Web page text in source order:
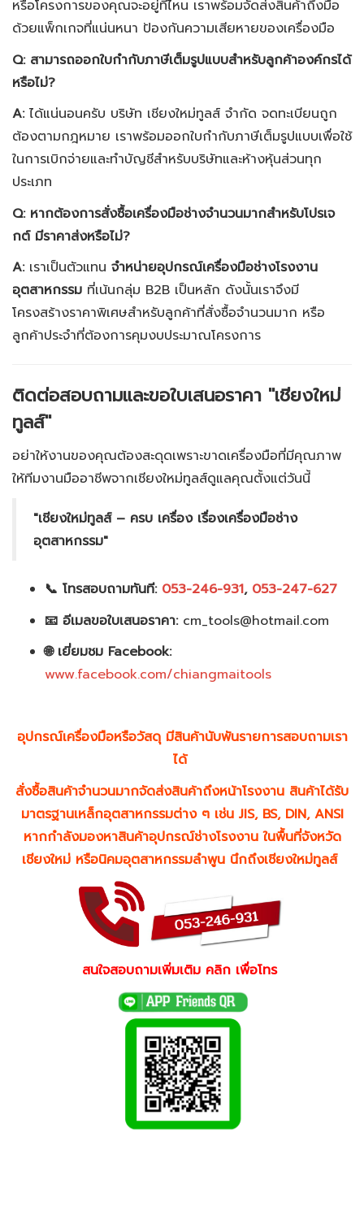
หรือโครงการของคุณจะอยู่ที่ไหน เราพร้อมจัดส่งสินค้าถึงมือ
ด้วยแพ็กเกจที่แน่นหนา ป้องกันความเสียหายของเครื่องมือ
Q: สามารถออกใบกำกับภาษีเต็มรูปแบบสำหรับลูกค้าองค์กรได้
หรือไม่?
A:ได้แน่นอนครับ บริษัท เชียงใหม่ทูลส์ จำกัด จดทะเบียนถูก
ต้องตามกฎหมาย เราพร้อมออกใบกำกับภาษีเต็มรูปแบบเพื่อใช้
ในการเบิกจ่ายและทำบัญชีสำหรับบริษัทและห้างหุ้นส่วนทุก
ประเภท
Q: หากต้องการสั่งซื้อเครื่องมือช่างจำนวนมากสำหรับโปรเจ
กต์ มีราคาส่งหรือไม่?
A:เราเป็นตัวแทน จำหน่ายอุปกรณ์เครื่องมือช่างโรงงาน
อุตสาหกรรม ที่เน้นกลุ่ม B2B เป็นหลัก ดังนั้นเราจึงมี
โครงสร้างราคาพิเศษสำหรับลูกค้าที่สั่งซื้อจำนวนมาก หรือ
ลูกค้าประจำที่ต้องการคุมงบประมาณโครงการ
ติดต่อสอบถามและขอใบเสนอราคา "เชียงใหม่
ทูลส์"
อย่าให้งานของคุณต้องสะดุดเพราะขาดเครื่องมือที่มีคุณภาพ
ให้ทีมงานมืออาชีพจากเชียงใหม่ทูลส์ดูแลคุณตั้งแต่วันนี้
"เชียงใหม่ทูลส์ – ครบ เครื่อง เรื่องเครื่องมือช่าง
อุตสาหกรรม"
📞 โทรสอบถามทันที: 053-246-931, 053-247-627
📧 อีเมลขอใบเสนอราคา:cm_tools@hotmail.com
🌐 เยี่ยมชม Facebook:
www.facebook.com/chiangmaitools
อุปกรณ์เครื่องมือหรือวัสดุ มีสินค้านับพันรายการสอบถามเรา
ได้
สั่งซื้อสินค้าจำนวนมากจัดส่งสินค้าถึงหน้าโรงงาน สินค้าได้รับ
มาตรฐานเหล็กอุตสาหกรรมต่าง ๆ เช่น JIS, BS, DIN, ANSI
หากกำลังมองหาสินค้าอุปกรณ์ช่างโรงงาน ในพื้นที่จังหวัด
เชียงใหม่ หรือนิคมอุตสาหกรรมลำพูน นึกถึงเชียงใหม่ทูลส์
สนใจสอบถามเพิ่มเติม คลิก เพื่อโทร